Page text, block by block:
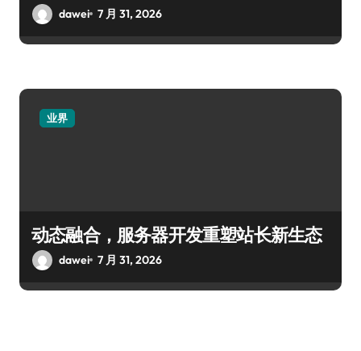
dawei 7 月 31, 2026
业界
动态融合，服务器开发重塑站长新生态
dawei 7 月 31, 2026